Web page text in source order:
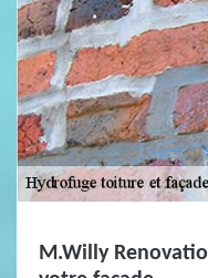
M.Willy